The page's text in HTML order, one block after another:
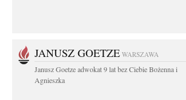
JANUSZ GOETZE WARSZAWA
Janusz Goetze adwokat 9 lat bez Ciebie Bożenna i
Agnieszka